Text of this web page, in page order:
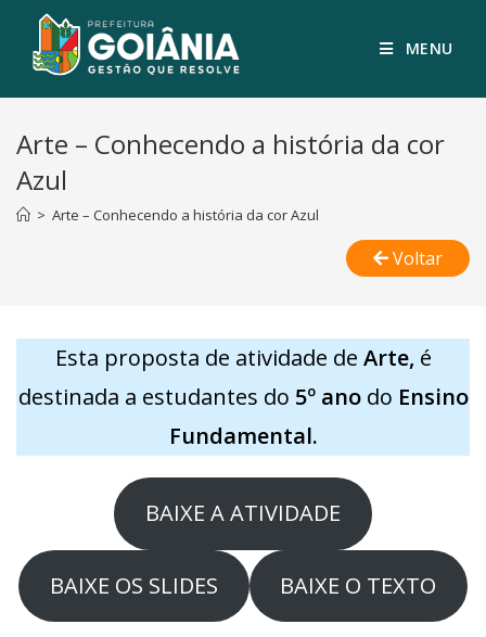
MENU
Arte – Conhecendo a história da cor
Azul
> Arte – Conhecendo a história da cor Azul
Voltar
Esta proposta de atividade de Arte, é
destinada a estudantes do 5º anodo Ensino
Fundamental.
BAIXE A ATIVIDADE
BAIXE OS SLIDES BAIXE O TEXTO